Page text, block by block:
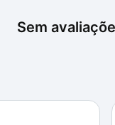
pode depender
Sem